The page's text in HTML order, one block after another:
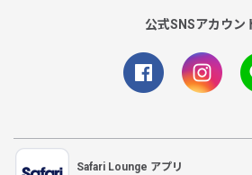
公式SNSアカウン
Safari Lounge アプリ